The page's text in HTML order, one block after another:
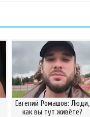
Евгений Ромашов: Люди,
как вы тут живёте?